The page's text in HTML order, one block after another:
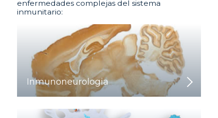
enfermedades complejas del sistema
inmunitario:
Inmunoneurologia